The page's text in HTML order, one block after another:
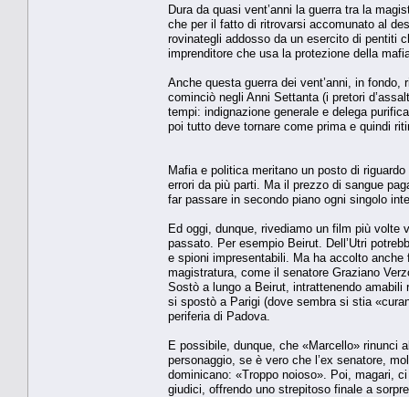
Dura da quasi vent’anni la guerra tra la
che per il fatto di ritrovarsi accomunato al
rovinategli addosso da un esercito di pentiti
imprenditore che usa la protezione della
Anche questa guerra dei vent’anni, in
cominciò negli Anni Settanta (i pretori
tempi: indignazione generale e delega
poi tutto deve tornare come prima e quindi
Mafia e politica meritano un posto di
errori da più parti. Ma il prezzo di sangue
far passare in secondo piano ogni singolo
Ed oggi, dunque, rivediamo un film più volte
passato. Per esempio Beirut. Dell’Utri
e spioni impresentabili. Ma ha accolto
magistratura, come il senatore Graziano
Sostò a lungo a Beirut, intrattenendo
si spostò a Parigi (dove sembra si stia
periferia di Padova.
E possibile, dunque, che «Marcello» rinunci
personaggio, se è vero che l’ex senatore,
dominicano: «Troppo noioso». Poi, magari,
giudici, offrendo uno strepitoso finale a